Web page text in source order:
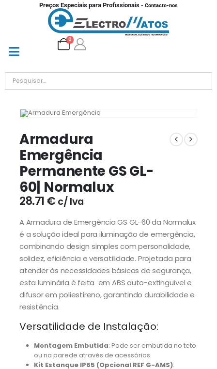
Preços Especiais para Profissionais - Contacte-nos
0
Armadura
Emergência
Permanente GS GL-
60| Normalux
28.71€ c/ Iva
A Armadura de Emergência GS GL-60 da Normalux
é a solução ideal para iluminação de emergência,
combinando design simples com personalidade,
solidez, eficiência e versatilidade. Projetada para
atender às necessidades básicas de segurança,
esta luminária é feita em ABS auto-extinguível e
difusor em poliestireno, garantindo durabilidade e
resistência.
Versatilidade de Instalação:
Montagem Embutida: Pode ser embutida no teto
ou na parede através de acessórios.
Kit Estanque IP65 (Opcional REF G-AMS):